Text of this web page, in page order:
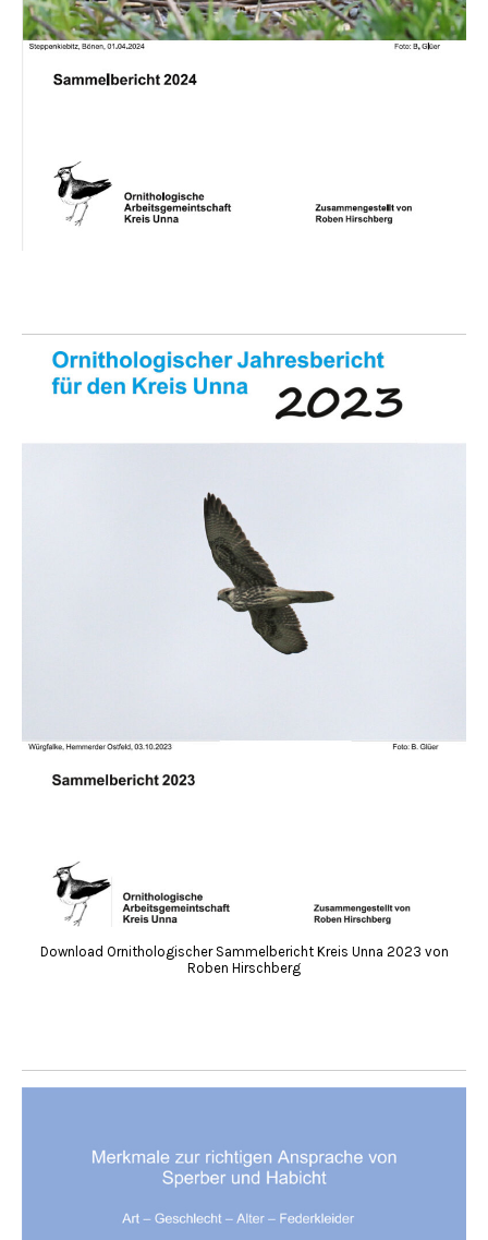
Download Ornithologischer Sammelbericht Kreis Unna 2023 von
Roben Hirschberg